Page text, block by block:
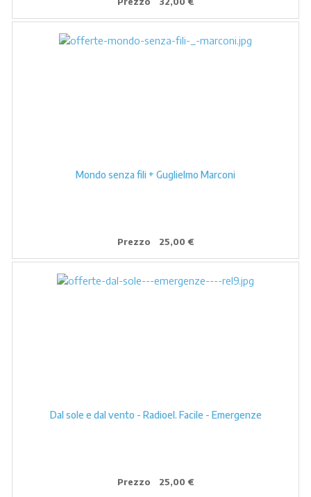
Mondo senza fili + Guglielmo Marconi
Prezzo 25,00 €
Dal sole e dal vento - Radioel. Facile - Emergenze
Prezzo 25,00 €